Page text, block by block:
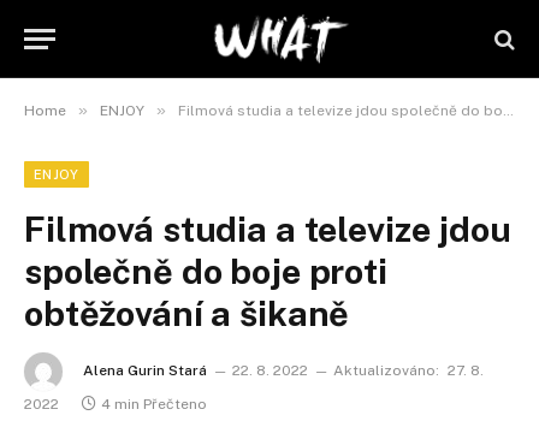
Home » ENJOY » Filmová studia a televize jdou společně do boje proti obtěžování a šikaně
ENJOY
Filmová studia a televize jdou
společně do boje proti
obtěžování a šikaně
Alena Gurin Stará 22. 8. 2022 Aktualizováno: 27. 8.
2022
4 min Přečteno